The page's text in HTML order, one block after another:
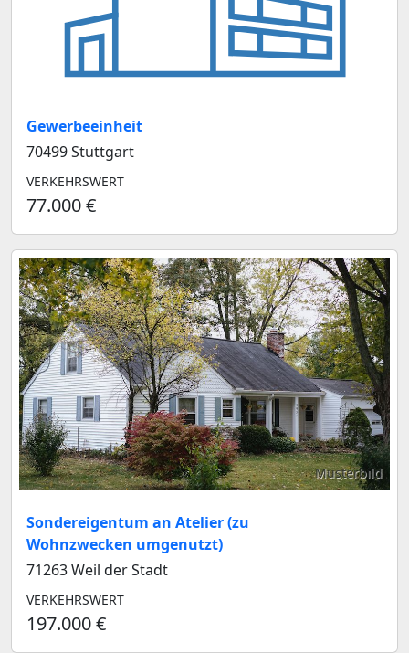
Gewerbeeinheit
70499 Stuttgart
VERKEHRSWERT
77.000 €
Musterbild
Sondereigentum an Atelier (zu
Wohnzwecken umgenutzt)
71263 Weil der Stadt
VERKEHRSWERT
197.000 €